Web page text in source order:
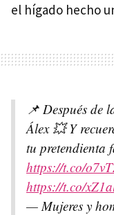
el hígado hecho
📌 Después de
Álex 💥 Y
tu
https://t.co/
https://t.co/
— Mujeres y